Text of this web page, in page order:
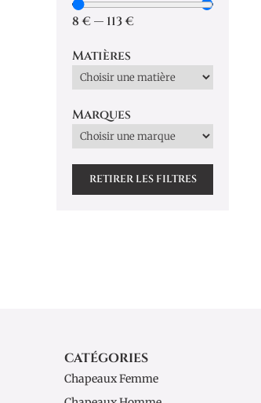
8 €— 113€
Matières
Marques
RETIRER LES FILTRES
CATÉGORIES
Chapeaux Femme